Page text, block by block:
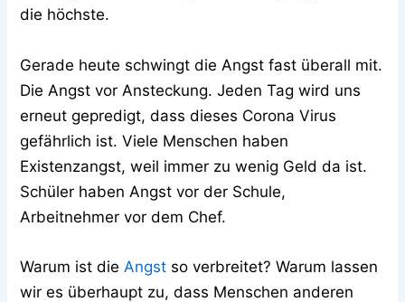
die höchste.
Gerade heute schwingt die Angst fast überall mit.
Die Angst vor Ansteckung. Jeden Tag wird uns
erneut gepredigt, dass dieses Corona Virus
gefährlich ist. Viele Menschen haben
Existenzangst, weil immer zu wenig Geld da ist.
Schüler haben Angst vor der Schule,
Arbeitnehmer vor dem Chef.
Warum ist die Angst so verbreitet? Warum lassen
wir es überhaupt zu, dass Menschen anderen